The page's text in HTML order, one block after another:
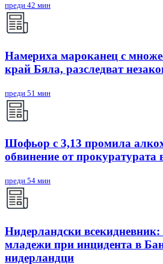
преди 42 мин
Намериха мароканец с
край Бяла, разследват
преди 51 мин
Шофьор с 3,13 промила
обвинение от прокуратурата
преди 54 мин
Нидерландски всекидневник:
младежи при инцидента в
нидерландци